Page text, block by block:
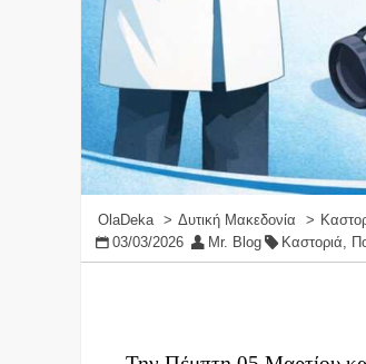
OlaDeka Δυτική Μακεδονία
03/03/2026
Mr. Blog Καστοριά,